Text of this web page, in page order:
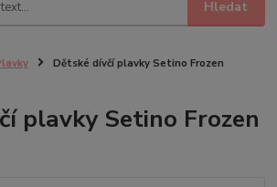
Hledat
Dětské dívčí plavky Setino Frozen
plavky Setino Frozen